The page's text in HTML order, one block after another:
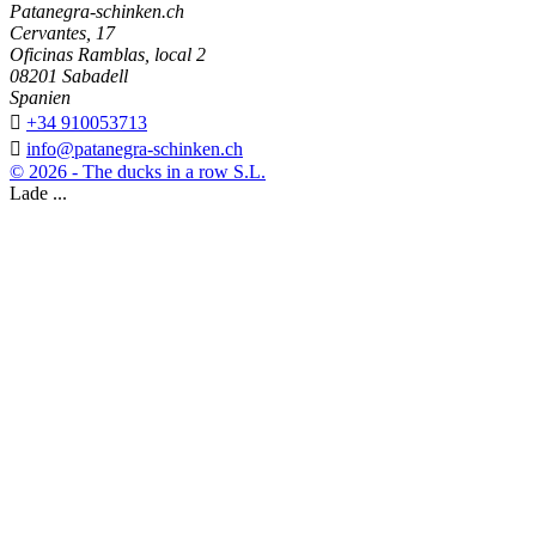
Patanegra-schinken.ch
Cervantes, 17
Oficinas Ramblas, local 2
08201 Sabadell
Spanien
 +34 910053713
 info@patanegra-schinken.ch
© 2026 - The ducks in a row S.L.
Lade ...